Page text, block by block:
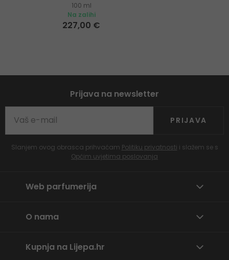
100 ml
Na zalihi
227,00 €
Prijava na newsletter
PRIJAVA
Slanjem ovog obrasca prihvaćam Politiku privatnosti i slažem se s
Općim uvjetima poslovanja
Web parfumerija
O nama
Kupnja na Lijepa.hr